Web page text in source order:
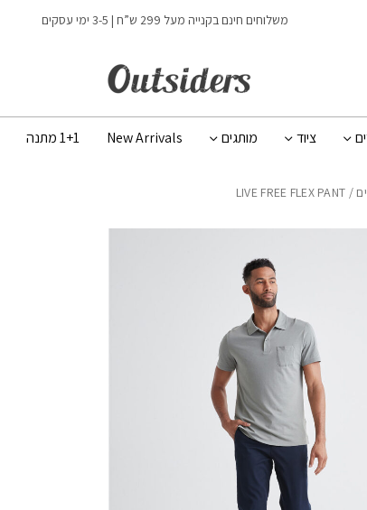
משלוחים חינם בקנייה מעל 299 ש”ח | 3-5 ימי עסקים
ציוד מותגים New Arrivals 1+1 מתנה
/ LIVE FREE FLEX PANT